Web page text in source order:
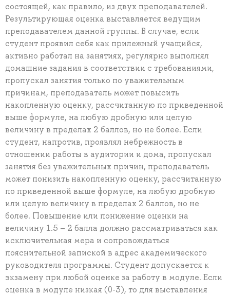
состоящей, как правило, из двух преподавателей.
Результирующая оценка выставляется ведущим
преподавателем данной группы. В случае, если
студент проявил себя как прилежный учащийся,
активно работал на занятиях, регулярно выполнял
домашние задания в соответствии с требованиями,
пропускал занятия только по уважительным
причинам, преподаватель может повысить
накопленную оценку, рассчитанную по приведенной
выше формуле, на любую дробную или целую
величину в пределах 2 баллов, но не более. Если
студент, напротив, проявлял небрежность в
отношении работы в аудитории и дома, пропускал
занятия без уважительных причин, преподаватель
может понизить накопленную оценку, рассчитанную
по приведенной выше формуле, на любую дробную
или целую величину в пределах 2 баллов, но не
более. Повышение или понижение оценки на
величину 1.5 – 2 балла должно рассматриваться как
исключительная мера и сопровождаться
пояснительной запиской в адрес академического
руководителя программы. Студент допускается к
экзамену при любой оценке за работу в модуле. Если
оценка в модуле низкая (0-3), то для выставления